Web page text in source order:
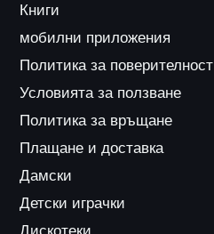
Книги
мобилни приложения
Политика за поверителност
Условията за ползване
Политика за връщане
Плащане и доставка
Дамски
Детски играчки